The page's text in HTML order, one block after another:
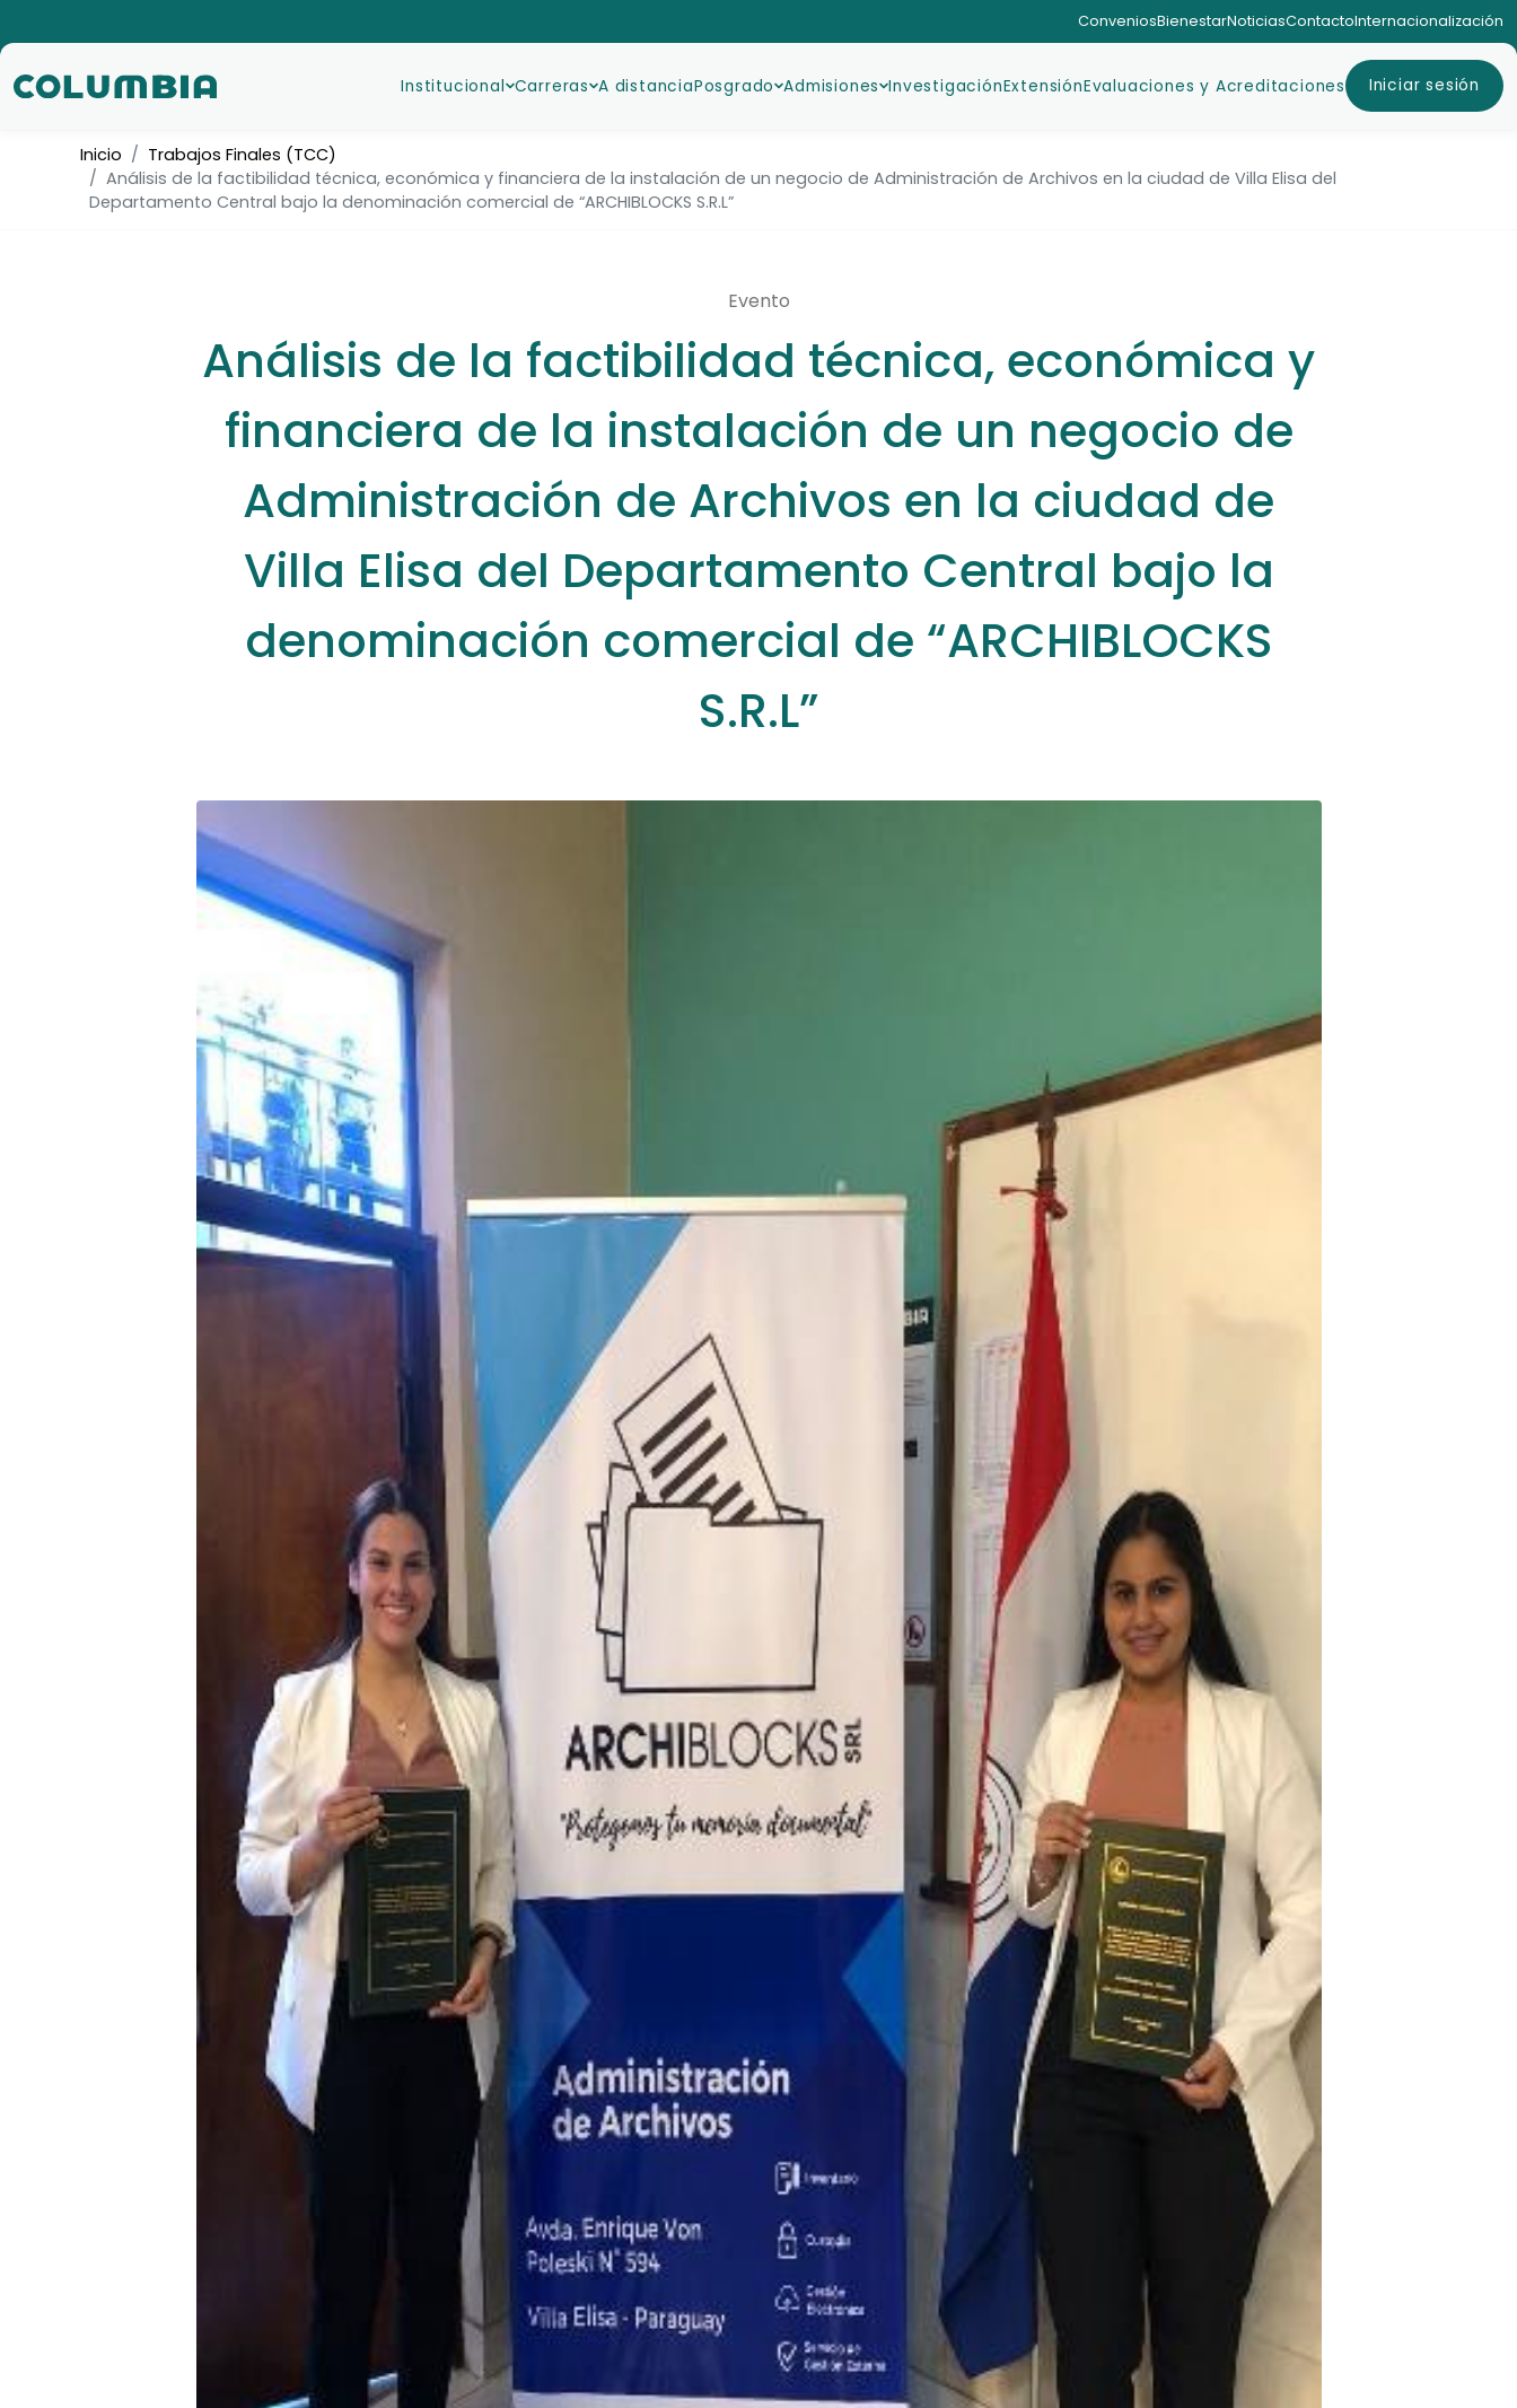
ConveniosBienestarNoticiasContactoInternacionalización
Institucional Carreras A distanciaPosgrado Admisiones InvestigaciónExtensiónEvaluaciones y Acreditaciones Iniciar sesión
Inicio
Trabajos Finales (TCC)
Análisis de la factibilidad técnica, económica y financiera de la instalación de un negocio de Administración de Archivos en la ciudad de Villa Elisa del
Departamento Central bajo la denominación comercial de “ARCHIBLOCKS S.R.L”
Evento
Análisis de la factibilidad técnica, económica y
financiera de la instalación de un negocio de
Administración de Archivos en la ciudad de
Villa Elisa del Departamento Central bajo la
denominación comercial de “ARCHIBLOCKS
S.R.L”